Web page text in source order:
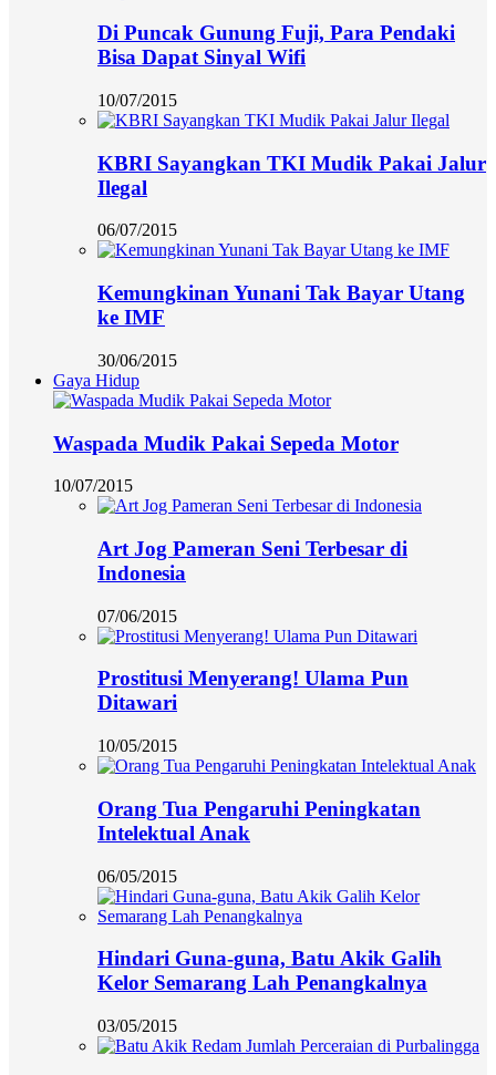
Di Puncak Gunung Fuji, Para Pendaki
Bisa Dapat Sinyal Wifi
10/07/2015
KBRI Sayangkan TKI Mudik Pakai Jalur
Ilegal
06/07/2015
Kemungkinan Yunani Tak Bayar Utang
ke IMF
30/06/2015
Gaya Hidup
Waspada Mudik Pakai Sepeda Motor
10/07/2015
Art Jog Pameran Seni Terbesar di
Indonesia
07/06/2015
Prostitusi Menyerang! Ulama Pun
Ditawari
10/05/2015
Orang Tua Pengaruhi Peningkatan
Intelektual Anak
06/05/2015
Hindari Guna-guna, Batu Akik Galih
Kelor Semarang Lah Penangkalnya
03/05/2015